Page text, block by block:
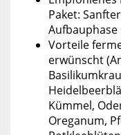
Paket:
Aufbauphase
Vorteile
erwünscht
Kümmel,
Oreganum,